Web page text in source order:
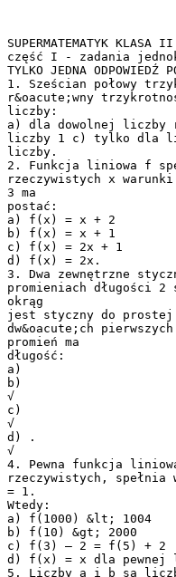
SUPERMATEMATYK
część I - zadania
TYLKO JEDNA ODPOWIEDŹ
1. Sześcian połowy
r&oacute;wny
liczby:
a) dla dowolnej liczby
liczby 1 c) tylko dla
liczby.
2. Funkcja liniowa f
rzeczywistych x
3 ma
postać:
a) f(x) = x + 2
b) f(x) = x + 1
c) f(x) = 2x + 1
d) f(x) = 2x.
3. Dwa zewnętrzne
promieniach długości
okrąg
jest styczny do
dw&oacute;ch
promień ma
długość:
a)
b)
√
c)
√
d) .
√
4. Pewna funkcja
rzeczywistych,
= 1.
Wtedy:
a) f(1000) &lt; 1004
b) f(10) &gt; 2000
c) f(3) – 2 = f(5) + 2
d) f(x) = x dla pewnej
5. Liczby a i b są